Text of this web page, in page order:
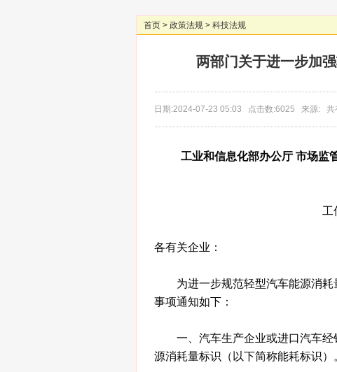
首页 > 政策法规 > 科技法规
两部门关于进一步加
日期:2024-07-23 05:03 点击数:6025 来源: 共
工业和信息化部办公厅 市场监
工
各有关企业：
为进一步规范轻型汽车能源消
事项通知如下：
一、汽车生产企业或进口汽车
源消耗量标识（以下简称能耗标识）